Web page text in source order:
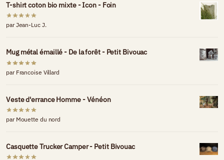
T-shirt coton bio mixte - Icon - Foin
par Jean-Luc J.
Mug métal émaillé - De la forêt - Petit Bivouac
par Francoise Villard
Veste d'errance Homme - Vénéon
par Mouette du nord
Casquette Trucker Camper - Petit Bivouac